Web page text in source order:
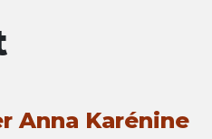
Anna Karénine